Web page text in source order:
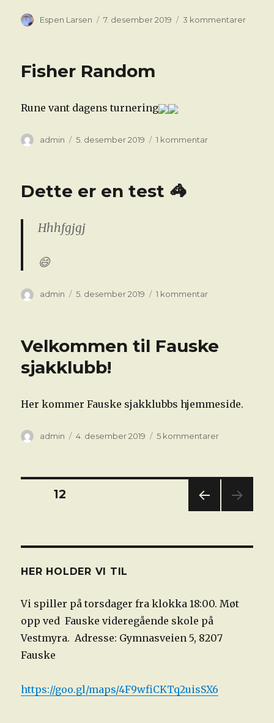
Forfatter
Espen Larsen Publisert
7. desember 2019 3 kommentarertil
Fisher Random
Rune vant dagens turnering
Forfatter
admin Publisert
5. desember 2019 1 kommentartil
Dette er en test 🦓
Hhhfgjgj
😄
Forfatter
admin Publisert
5. desember 2019 1 kommentartil
test
Velkommen til Fauske
sjakklubb!
Her kommer Fauske sjakklubbs hjemmeside.
Forfatter
admin Publisert
4. desember 2019 5 kommentarertil
Sidepaginering
SIDE12
HER HOLDER VI TIL
Vi spiller på torsdager fra klokka 18:00. Møt
opp ved Fauske videregående skole på
Vestmyra. Adresse: Gymnasveien 5, 8207
Fauske
https://goo.gl/maps/4F9wfiCKTq2uisSX6